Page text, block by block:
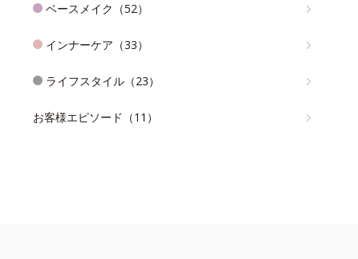
ベースメイク（52）
インナーケア（33）
ライフスタイル（23）
お客様エピソード（11）